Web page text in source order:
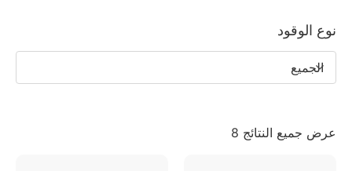
نوع الوقود
الجميع
عرض جميع النتائج 8